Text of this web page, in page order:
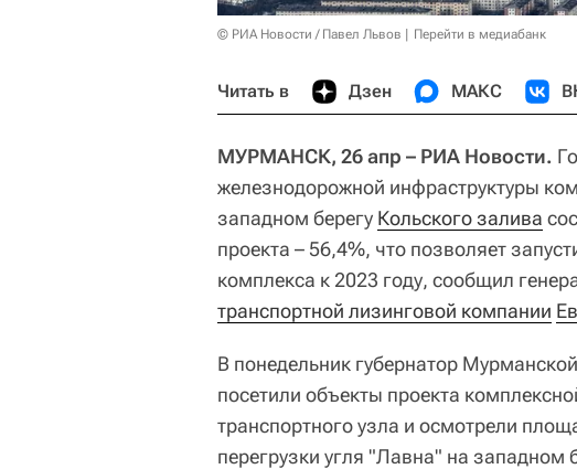
© РИА Новости / Павел Львов Перейти в медиабанк
Читать в Дзен МАКС
МУРМАНСК, 26 апр – РИА Новости.
железнодорожной инфраструктуры
западном берегу Кольского залива
проекта – 56,4%, что позволяет
комплекса к 2023 году, сообщил
транспортной лизинговой компании
В понедельник губернатор
посетили объекты проекта
транспортного узла и осмотрели
перегрузки угля "Лавна" на западном